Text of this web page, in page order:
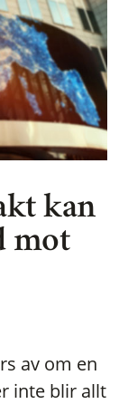
kan
mot
av om en
inte blir allt